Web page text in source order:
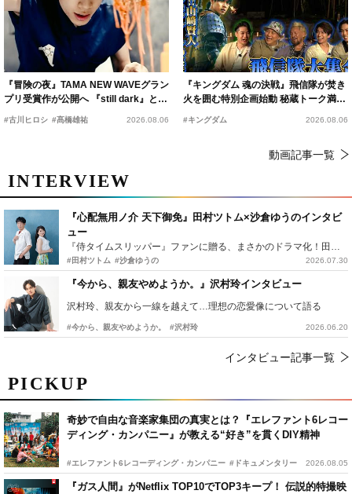
PICKUP
奇妙で自由な音楽家集団の真実とは？『エレファント6レコー
ディング・カンパニー』が教える“好き”を貫くDIY精神
#エレファント6レコーディング・カンパニー #ドキュメンタリー 2026.08.05
『ガス人間』がNetflix TOP10でTOP3キープ！ 伝説的特撮映
『冒険の夜』TAMA NEW WAVEグラン
プリ受賞作が公開へ 『still dark』と同
時上映決定
#古川ヒロシ #髙橋雄祐 2026.08.06
『キングダム 魂の決戦』飛信隊が焚き
火を囲む特別企画始動 秘蔵トーク満載
の“キングダムキャンプ”開催
#キングダム 2026.08.06
動画記事一覧
INTERVIEW
『心配無用ノ介 天下御免』田村ツトム×沙倉ゆうのインタビ
ュー
『侍タイムスリッパー』ファンに贈る、まさかのドラマ化！田村ツトム×沙倉ゆうのが語る『心配無用ノ介』撮影秘話
#田村ツトム #沙倉ゆうの 2026.07.30
『今から、親友やめようか。』沢村玲インタビュー
沢村玲、親友から一線を越えて…理想の恋愛像について語る
#今から、親友やめようか。 #沢村玲 2026.06.20
インタビュー記事一覧